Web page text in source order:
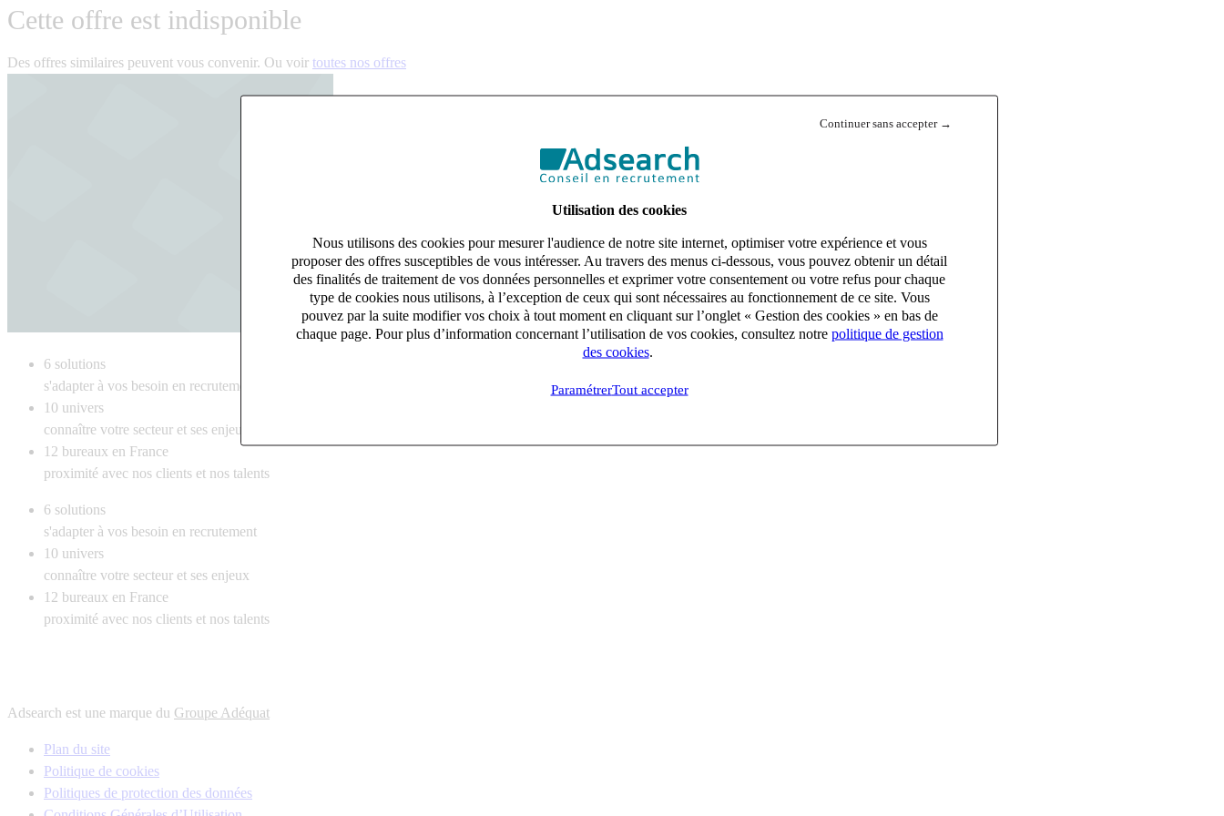
Continuer sans accepter →
Utilisation des cookies
Nous utilisons des cookies pour mesurer l'audience de notre site internet, optimiser votre expérience et vous
proposer des offres susceptibles de vous intéresser. Au travers des menus ci-dessous, vous pouvez obtenir un détail
des finalités de traitement de vos données personnelles et exprimer votre consentement ou votre refus pour chaque
type de cookies nous utilisons, à l’exception de ceux qui sont nécessaires au fonctionnement de ce site. Vous
pouvez par la suite modifier vos choix à tout moment en cliquant sur l’onglet « Gestion des cookies » en bas de
chaque page. Pour plus d’information concernant l’utilisation de vos cookies, consultez notre politique de gestion
des cookies.
ParamétrerTout accepter
Cette offre est indisponible
Des offres similaires peuvent vous convenir. Ou voir toutes nos offres
6 solutions
s'adapter à vos besoin en recrutement
10 univers
connaître votre secteur et ses enjeux
12 bureaux en France
proximité avec nos clients et nos talents
6 solutions
s'adapter à vos besoin en recrutement
10 univers
connaître votre secteur et ses enjeux
12 bureaux en France
proximité avec nos clients et nos talents
Adsearch est une marque du Groupe Adéquat
Plan du site
Politique de cookies
Politiques de protection des données